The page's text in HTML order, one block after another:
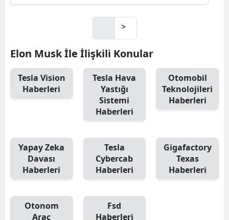
>
Elon Musk İle İlişkili Konular
Tesla Vision
Haberleri
Tesla Hava
Yastığı
Sistemi
Haberleri
Otomobil
Teknolojileri
Haberleri
Yapay Zeka
Davası
Haberleri
Tesla
Cybercab
Haberleri
Gigafactory
Texas
Haberleri
Otonom
Araç
Fsd
Haberleri